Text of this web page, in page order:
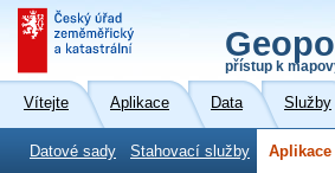
přístup k
Vítejte Aplikace Data Služby
Datové sady Stahovací služby